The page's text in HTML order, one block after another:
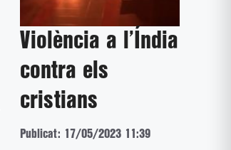
Violència a l’Índia
contra els
cristians
Publicat: 17/05/2023 11:39